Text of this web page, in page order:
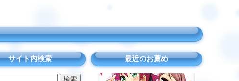
サイト内検索 最近のお薦め